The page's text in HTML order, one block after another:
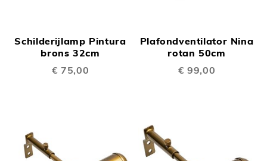
Schilderijlamp Pintura
brons 32cm
€ 75,00
Plafondventilator Nina
rotan 50cm
€ 99,00